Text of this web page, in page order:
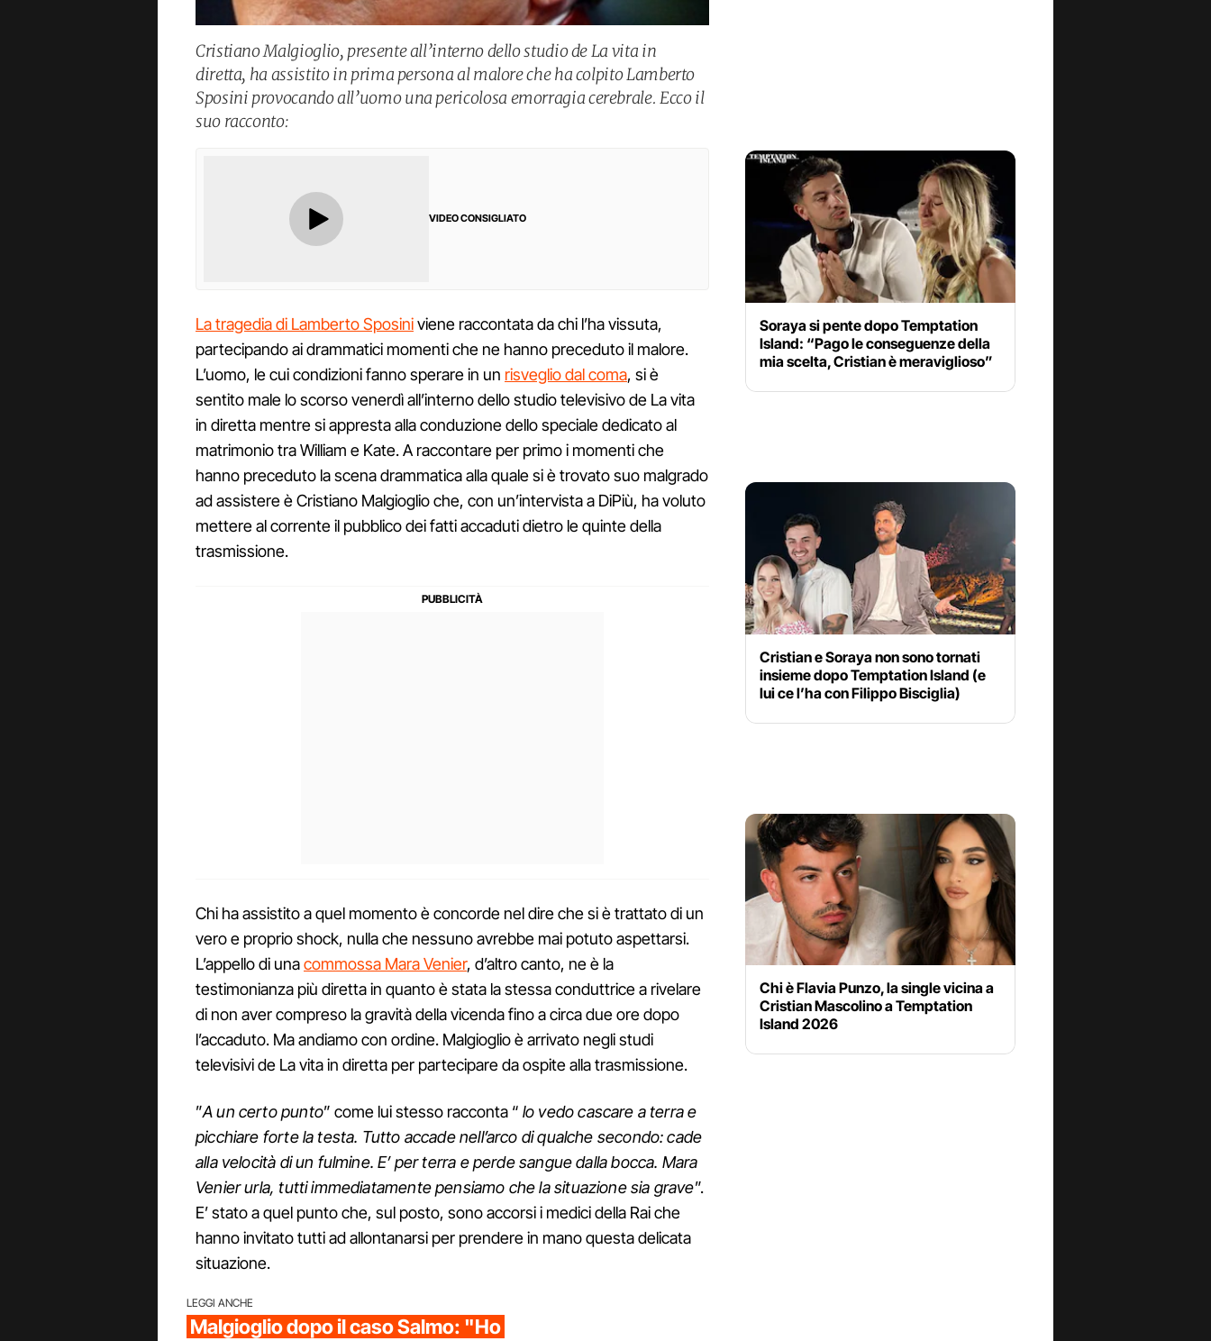
Cristiano Malgioglio, presente all’interno dello studio de La vita in
diretta, ha assistito in prima persona al malore che ha colpito Lamberto
Sposini provocando all’uomo una pericolosa emorragia cerebrale. Ecco il
suo racconto:
VIDEO CONSIGLIATO
La tragedia di Lamberto Sposiniviene raccontata da chi l’ha vissuta,
partecipando ai drammatici momenti che ne hanno preceduto il malore.
L’uomo, le cui condizioni fanno sperare in un risveglio dal coma, si è
sentito male lo scorso venerdì all’interno dello studio televisivo de La vita
in diretta mentre si appresta alla conduzione dello speciale dedicato al
matrimonio tra William e Kate. A raccontare per primo i momenti che
hanno preceduto la scena drammatica alla quale si è trovato suo malgrado
ad assistere è Cristiano Malgioglio che, con un’intervista a DiPiù, ha voluto
mettere al corrente il pubblico dei fatti accaduti dietro le quinte della
trasmissione.
Chi ha assistito a quel momento è concorde nel dire che si è trattato di un
vero e proprio shock, nulla che nessuno avrebbe mai potuto aspettarsi.
L’appello di unacommossa Mara Venier, d’altro canto, ne è la
testimonianza più diretta in quanto è stata la stessa conduttrice a rivelare
di non aver compreso la gravità della vicenda fino a circa due ore dopo
l’accaduto. Ma andiamo con ordine. Malgioglio è arrivato negli studi
televisivi de La vita in diretta per partecipare da ospite alla trasmissione.
”A un certo punto” come lui stesso racconta “ lo vedo cascare a terra e
picchiare forte la testa. Tutto accade nell’arco di qualche secondo: cade
alla velocità di un fulmine. E’ per terra e perde sangue dalla bocca. Mara
Venier urla, tutti immediatamente pensiamo che la situazione sia grave”.
E’ stato a quel punto che, sul posto, sono accorsi i medici della Rai che
hanno invitato tutti ad allontanarsi per prendere in mano questa delicata
situazione.
LEGGI ANCHE
Malgioglio dopo il caso Salmo: "Ho
Soraya si pente dopo Temptation
Island: “Pago le conseguenze della
mia scelta, Cristian è meraviglioso”
Cristian e Soraya non sono tornati
insieme dopo Temptation Island (e
lui ce l’ha con Filippo Bisciglia)
Chi è Flavia Punzo, la single vicina a
Cristian Mascolino a Temptation
Island 2026